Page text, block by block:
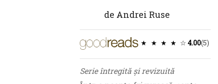
de Andrei Ruse
★ ★ ★ ★ ☆ 4.00(5)
Serie întregită și revizuită